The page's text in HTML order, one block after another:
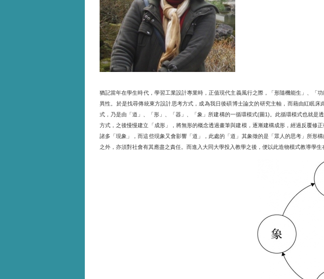
猶記當年在學生時代，學習工業設計專業時，正值現代主義風行之際，「形隨機能生」、
異性。於是找尋傳統東方設計思考方式，成為我日後碩博士論文的研究主軸，而藉由紅眠
式，乃是由「道」、「形」、「器」、「象」所建構的一循環模式(圖1)。此循環模式也就是
方式，之後慢慢建立「成形」，將無形的概念透過畫筆與建模，逐漸建構成形，經過反覆修
諸多「現象」，而這些現象又會影響「道」，此處的「道」其象徵的是「眾人的思考」所
之外，亦須對社會有其應盡之責任。而進入大同大學投入教學之後，便以此造物模式教導學生